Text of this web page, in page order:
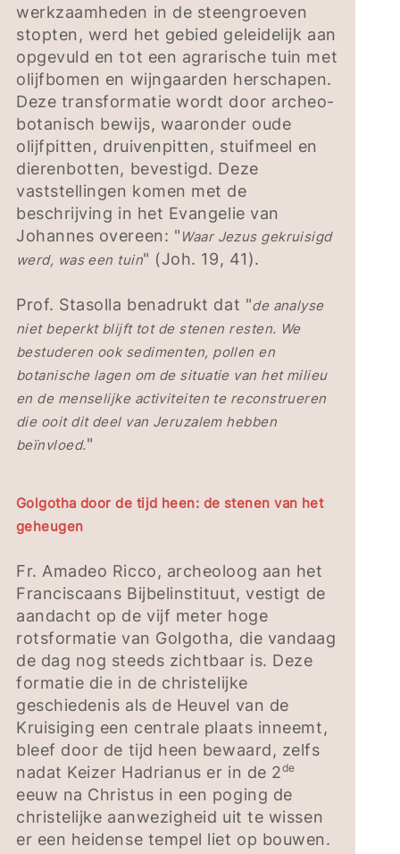
werkzaamheden in de steengroeven
stopten, werd het gebied geleidelijk aan
opgevuld en tot een agrarische tuin met
olijfbomen en wijngaarden herschapen.
Deze transformatie wordt door archeo-
botanisch bewijs, waaronder oude
olijfpitten, druivenpitten, stuifmeel en
dierenbotten, bevestigd. Deze
vaststellingen komen met de
beschrijving in het Evangelie van
Johannes overeen: " Waar Jezus gekruisigd
werd, was een tuin" (Joh. 19, 41).
Prof. Stasolla benadrukt dat "de analyse
niet beperkt blijft tot de stenen resten. We
bestuderen ook sedimenten, pollen en
botanische lagen om de situatie van het milieu
en de menselijke activiteiten te reconstrueren
die ooit dit deel van Jeruzalem hebben
beïnvloed."
Golgotha door de tijd heen: de stenen van het
geheugen
Fr. Amadeo Ricco, archeoloog aan het
Franciscaans Bijbelinstituut, vestigt de
aandacht op de vijf meter hoge
rotsformatie van Golgotha, die vandaag
de dag nog steeds zichtbaar is. Deze
formatie die in de christelijke
geschiedenis als de Heuvel van de
Kruisiging een centrale plaats inneemt,
bleef door de tijd heen bewaard, zelfs
nadat Keizer Hadrianus er in de 2de
eeuw na Christus in een poging de
christelijke aanwezigheid uit te wissen
er een heidense tempel liet op bouwen.